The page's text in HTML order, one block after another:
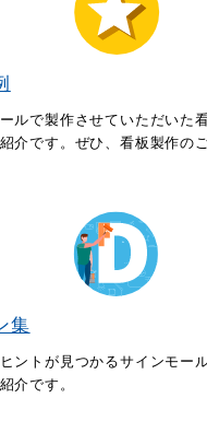
ルで製作させていただいた
介です。ぜひ、看板製作の
集
ントが見つかるサインモー
介です。